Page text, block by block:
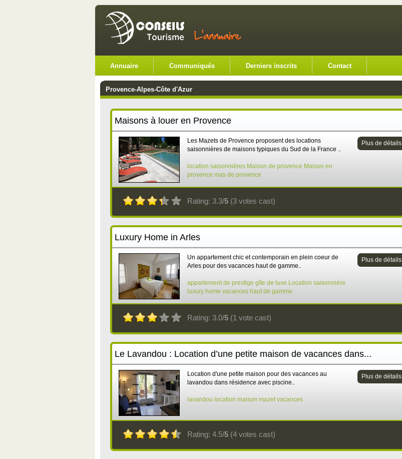
Annuaire Communiqués Derniers inscrits Contact
Provence-Alpes-Côte d'Azur
Maisons à louer en Provence
Les Mazets de Provence proposent des locations
saisonnières de maisons typiques du Sud de la France ..
location saisonnières Maison de provence Maison en
provence mas de provence
Plus de détails
Rating: 3.3/5(3 votes cast)
Luxury Home in Arles
Un appartement chic et contemporain en plein coeur de
Arles pour des vacances haut de gamme..
appartement de prestige gîte de luxe Location saisonnière
luxury home vacances haut de gamme
Plus de détails
Rating: 3.0/5(1 vote cast)
Le Lavandou : Location d’une petite maison de vacances dans...
Location d'une petite maison pour des vacances au
lavandou dans résidence avec piscine..
lavandou location maison mazet vacances
Plus de détails
Rating: 4.5/5(4 votes cast)